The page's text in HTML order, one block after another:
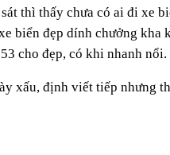
thì thấy chưa có ai đi xe
biển đẹp dính chưởng kha
cho đẹp, có khi nhanh nổi.
xấu, định viết tiếp nhưng